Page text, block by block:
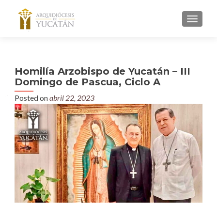
MENU
Homilía Arzobispo de Yucatán – III
Domingo de Pascua, Ciclo A
Posted onabril 22, 2023